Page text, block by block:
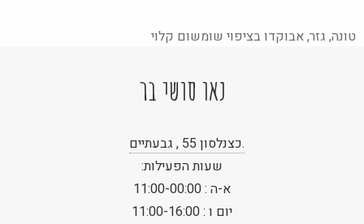
טונה, גזר, אבוקדו בציפוי שומשום קלוי
נאו סושי בר
.כצנלסון 55 , גבעתיים
שעות הפעילות:
א-ה : 11:00-00:00
יום ו : 11:00-16:00